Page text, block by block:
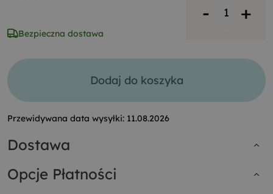
Bezpieczna dostawa
- +
Dodaj do koszyka
Przewidywana data wysyłki: 11.08.2026
Dostawa
Opcje Płatności